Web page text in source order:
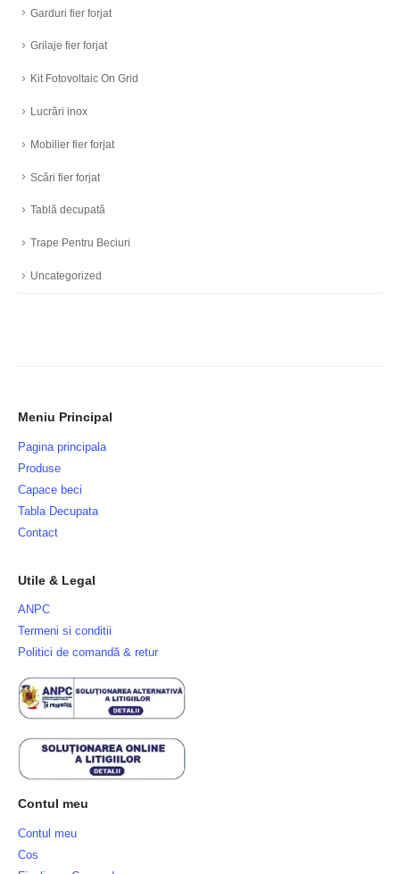
Garduri fier forjat
Grilaje fier forjat
Kit Fotovoltaic On Grid
Lucrări inox
Mobilier fier forjat
Scări fier forjat
Tablă decupată
Trape Pentru Beciuri
Uncategorized
Meniu Principal
Pagina principala
Produse
Capace beci
Tabla Decupata
Contact
Utile & Legal
ANPC
Termeni si conditii
Politici de comandă & retur
Contul meu
Contul meu
Cos